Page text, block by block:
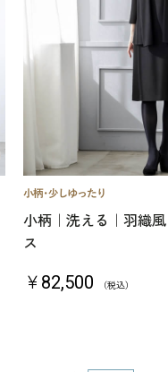
小柄｜洗える｜羽織
ス
￥82,500 （税込）